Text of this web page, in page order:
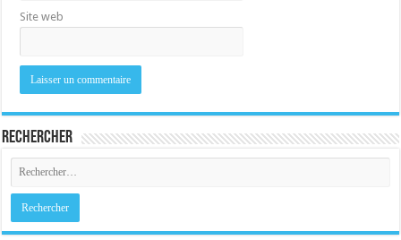
Site web
Rechercher